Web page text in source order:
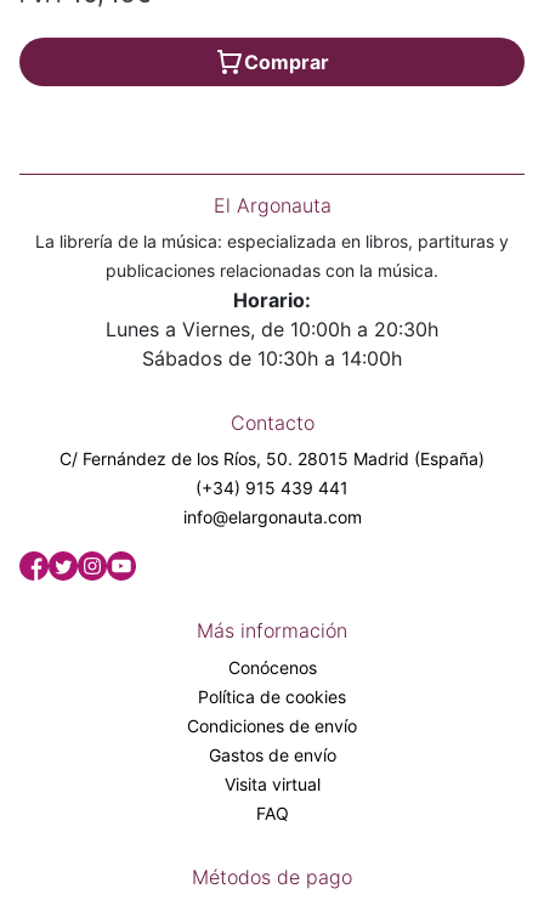
Comprar
El Argonauta
La librería de la música: especializada en libros, partituras y
publicaciones relacionadas con la música.
Horario:
Lunes a Viernes, de 10:00h a 20:30h
Sábados de 10:30h a 14:00h
Contacto
C/ Fernández de los Ríos, 50. 28015 Madrid (España)
(+34) 915 439 441
info@elargonauta.com
Más información
Conócenos
Política de cookies
Condiciones de envío
Gastos de envío
Visita virtual
FAQ
Métodos de pago